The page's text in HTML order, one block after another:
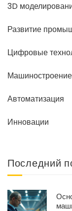
3D
Развитие
Цифровые
Машиностроение
Автоматизация
Инновации
Последний